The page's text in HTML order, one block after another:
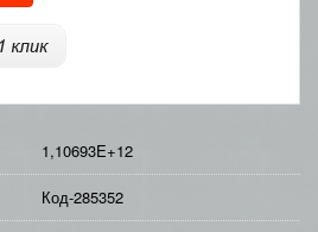
1,10693E+12
Код-285352